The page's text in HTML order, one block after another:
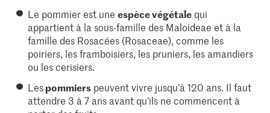
Le pommier est uneespèce végétale qui
appartient à la sous-famille des Maloideae et à la
famille des Rosacées (Rosaceae), comme les
poiriers, les framboisiers, les pruniers, les amandiers
ou les cerisiers.
Lespommiers peuvent vivre jusqu’à 120 ans. Il faut
attendre 3 à 7 ans avant qu’ils ne commencent à